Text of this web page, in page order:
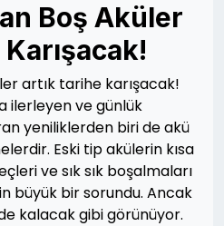
Boş Aküler
artık tarihe karışacak!
ilerleyen ve günlük
yeniliklerden biri de akü
Eski tip akülerin kısa
ve sık sık boşalmaları
büyük bir sorundu. Ancak
kalacak gibi görünüyor.